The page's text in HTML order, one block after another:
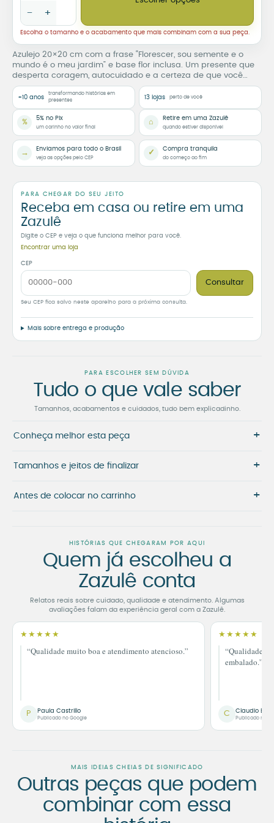
Azulejo 20×20 cm com a frase “Florescer, sou semente e o
mundo é o meu jardim” e base flor inclusa. Um presente que
desperta coragem, autocuidado e a certeza de que você
pode florescer onde estiver.
− +
Escolha o tamanho e o acabamento que mais combinam com a sua peça.
+10 anos
transformando histórias em
presentes
13 lojas perto de você
% 5% no Pix
um carinho no valor final
⌂ Retire em uma Zazulê
quando estiver disponível
→ Enviamos para todo o Brasil
veja as opções pelo CEP
✓ Compra tranquila
do começo ao fim
PARA CHEGAR DO SEU JEITO
Receba em casa ou retire em uma
Zazulê
Digite o CEP e veja o que funciona melhor para você.
Encontrar uma loja
CEP
Consultar
Seu CEP fica salvo neste aparelho para a próxima consulta.
Mais sobre entrega e produção
PARA ESCOLHER SEM DÚVIDA
Tudo o que vale saber
Tamanhos, acabamentos e cuidados, tudo bem explicadinho.
Conheça melhor esta peça +
Tamanhos e jeitos de finalizar +
Antes de colocar no carrinho +
HISTÓRIAS QUE CHEGARAM POR AQUI
Quem já escolheu a
Zazulê conta
Relatos reais sobre cuidado, qualidade e atendimento. Algumas
avaliações falam da experiência geral com a Zazulê.
★★★★★
“Qualidade muito boa e atendimento atencioso.”
P Paula Castrillo
Publicado no Google
★★★★★
“Qualidade
embalado.”
C Claudio
Publicado no
MAIS IDEIAS CHEIAS DE SIGNIFICADO
Outras peças que podem
combinar com essa